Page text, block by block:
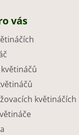
vás
květináčích